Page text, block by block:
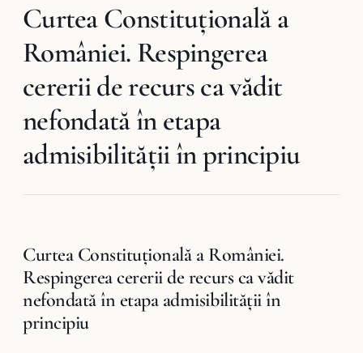
Curtea Constituţională a
României. Respingerea
cererii de recurs ca vădit
nefondată în etapa
admisibilității în principiu
Curtea Constituţională a României.
Respingerea cererii de recurs ca vădit
nefondată în etapa admisibilității în
principiu